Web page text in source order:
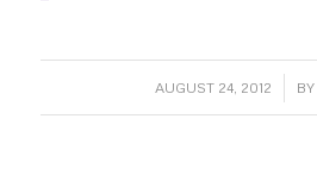
AUGUST 24, 2012
/ BY